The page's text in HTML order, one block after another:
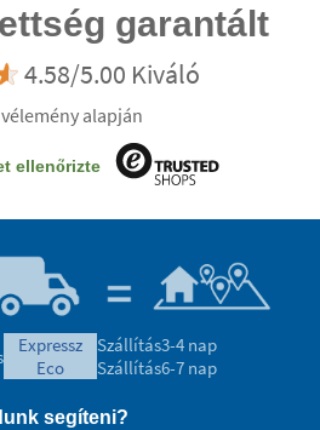
garantált
4.58/5.00 Kiváló
alapján
ellenőrizte
expressz
eco
Szállítás3-4 nap
Szállítás6-7 nap
segíteni?